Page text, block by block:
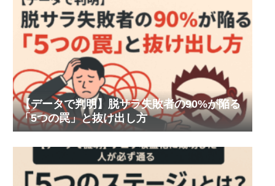
【データで判明】脱サラ失敗者の90%が陥る
「5つの罠」と抜け出し方